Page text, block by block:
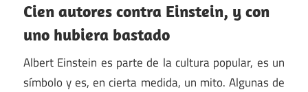
Cien autores contra Einstein, y con
uno hubiera bastado
Albert Einstein es parte de la cultura popular, es un
símbolo y es, en cierta medida, un mito. Algunas de